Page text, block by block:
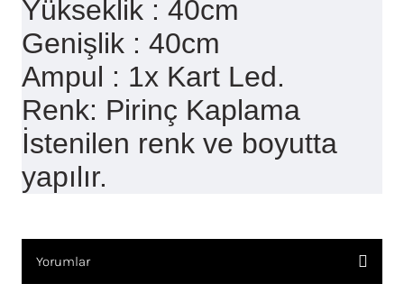
Yükseklik : 40cm
Genişlik : 40cm
Ampul : 1x Kart Led.
Renk: Pirinç Kaplama
İstenilen renk ve boyutta
yapılır.
Yorumlar